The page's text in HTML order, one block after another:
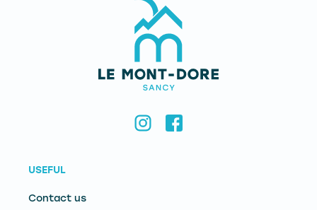
USEFUL
Contact us